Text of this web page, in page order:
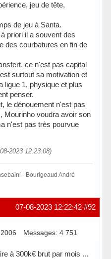
jeu de tête,
de jeu à Santa.
priori il a souvent des
des courbatures en fin de
ce n'est pas capital
surtout sa motivation et
ligue 1, physique et plus
penser.
le dénouement n'est pas
Mourinho voudra avoir son
n'est pas très pourvue
2023 12:23:08)
- Bourigeaud André
#92
07-08-2023 12:22:42
Messages: 4 751
à 300k€ brut par mois ...